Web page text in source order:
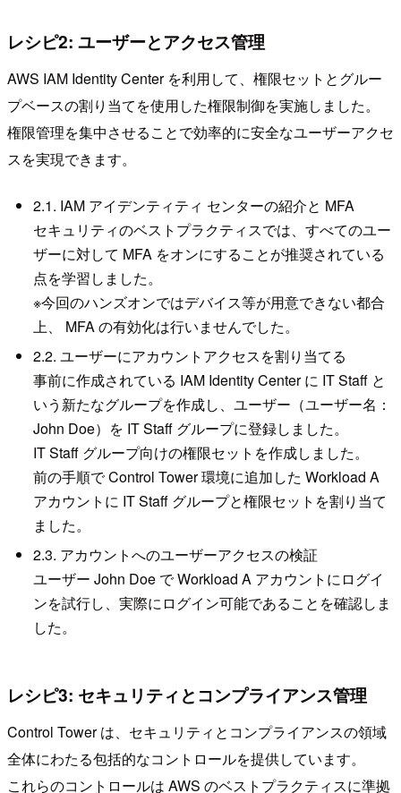
レシピ2: ユーザーとアクセス管理
AWS IAM Identity Center を利用して、権限セットとグルー
プベースの割り当てを使用した権限制御を実施しました。
権限管理を集中させることで効率的に安全なユーザーアクセ
スを実現できます。
2.1. IAM アイデンティティ センターの紹介と MFA
セキュリティのベストプラクティスでは、すべてのユー
ザーに対して MFA をオンにすることが推奨されている
点を学習しました。
※今回のハンズオンではデバイス等が用意できない都合
上、 MFA の有効化は行いませんでした。
2.2. ユーザーにアカウントアクセスを割り当てる
事前に作成されている IAM Identity Center に IT Staff と
いう新たなグループを作成し、ユーザー（ユーザー名：
John Doe）を IT Staff グループに登録しました。
IT Staff グループ向けの権限セットを作成しました。
前の手順で Control Tower 環境に追加した Workload A
アカウントに IT Staff グループと権限セットを割り当て
ました。
2.3. アカウントへのユーザーアクセスの検証
ユーザー John Doe で Workload A アカウントにログイ
ンを試行し、実際にログイン可能であることを確認しま
した。
レシピ3: セキュリティとコンプライアンス管理
Control Tower は、セキュリティとコンプライアンスの領域
全体にわたる包括的なコントロールを提供しています。
これらのコントロールは AWS のベストプラクティスに準拠